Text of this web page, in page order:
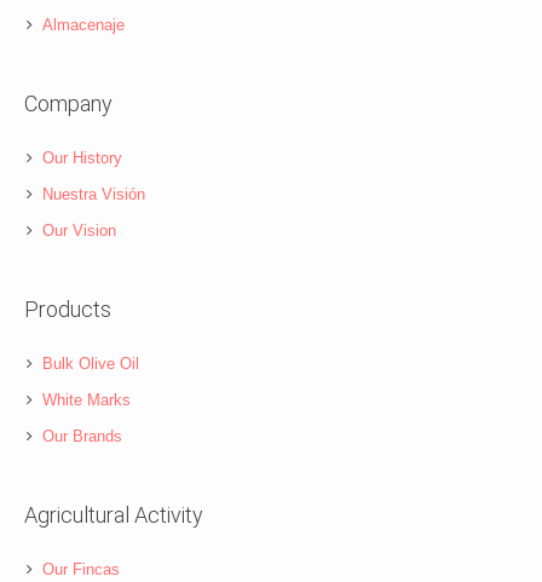
Almacenaje
Company
Our History
Nuestra Visión
Our Vision
Products
Bulk Olive Oil
White Marks
Our Brands
Agricultural Activity
Our Fincas